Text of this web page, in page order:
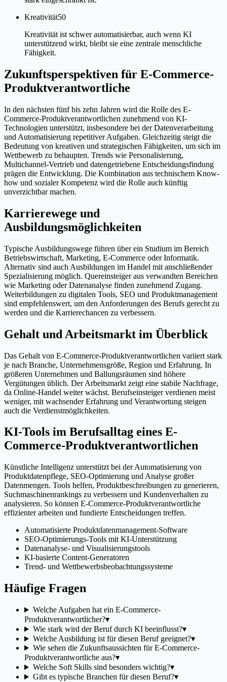
Kreativität50
Kreativität ist schwer automatisierbar, auch wenn KI
unterstützend wirkt, bleibt sie eine zentrale menschliche
Fähigkeit.
Zukunftsperspektiven für E-Commerce-
Produktverantwortliche
In den nächsten fünf bis zehn Jahren wird die Rolle des E-
Commerce-Produktverantwortlichen zunehmend von KI-
Technologien unterstützt, insbesondere bei der Datenverarbeitung
und Automatisierung repetitiver Aufgaben. Gleichzeitig steigt die
Bedeutung von kreativen und strategischen Fähigkeiten, um sich im
Wettbewerb zu behaupten. Trends wie Personalisierung,
Multichannel-Vertrieb und datengetriebene Entscheidungsfindung
prägen die Entwicklung. Die Kombination aus technischem Know-
how und sozialer Kompetenz wird die Rolle auch künftig
unverzichtbar machen.
Karrierewege und
Ausbildungsmöglichkeiten
Typische Ausbildungswege führen über ein Studium im Bereich
Betriebswirtschaft, Marketing, E-Commerce oder Informatik.
Alternativ sind auch Ausbildungen im Handel mit anschließender
Spezialisierung möglich. Quereinsteiger aus verwandten Bereichen
wie Marketing oder Datenanalyse finden zunehmend Zugang.
Weiterbildungen zu digitalen Tools, SEO und Produktmanagement
sind empfehlenswert, um den Anforderungen des Berufs gerecht zu
werden und die Karrierechancen zu verbessern.
Gehalt und Arbeitsmarkt im Überblick
Das Gehalt von E-Commerce-Produktverantwortlichen variiert stark
je nach Branche, Unternehmensgröße, Region und Erfahrung. In
größeren Unternehmen und Ballungsräumen sind höhere
Vergütungen üblich. Der Arbeitsmarkt zeigt eine stabile Nachfrage,
da Online-Handel weiter wächst. Berufseinsteiger verdienen meist
weniger, mit wachsender Erfahrung und Verantwortung steigen
auch die Verdienstmöglichkeiten.
KI-Tools im Berufsalltag eines E-
Commerce-Produktverantwortlichen
Künstliche Intelligenz unterstützt bei der Automatisierung von
Produktdatenpflege, SEO-Optimierung und Analyse großer
Datenmengen. Tools helfen, Produktbeschreibungen zu generieren,
Suchmaschinenrankings zu verbessern und Kundenverhalten zu
analysieren. So können E-Commerce-Produktverantwortliche
effizienter arbeiten und fundierte Entscheidungen treffen.
Automatisierte Produktdatenmanagement-Software
SEO-Optimierungs-Tools mit KI-Unterstützung
Datenanalyse- und Visualisierungstools
KI-basierte Content-Generatoren
Trend- und Wettbewerbsbeobachtungssysteme
Häufige Fragen
Welche Aufgaben hat ein E-Commerce-
Produktverantwortlicher?▾
Wie stark wird der Beruf durch KI beeinflusst?▾
Welche Ausbildung ist für diesen Beruf geeignet?▾
Wie sehen die Zukunftsaussichten für E-Commerce-
Produktverantwortliche aus?▾
Welche Soft Skills sind besonders wichtig?▾
Gibt es typische Branchen für diesen Beruf?▾